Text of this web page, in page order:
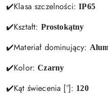
✔️Klasa szczelności:IP65
✔️Kształt: Prostokątny
✔️Materiał dominujący:
✔️Kolor:Czarny
✔️Kąt świecenia [°]: 120